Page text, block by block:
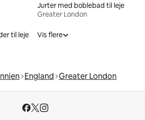
Jurter med boblebad til leje
Greater London
til leje
Vis flere
England Greater London